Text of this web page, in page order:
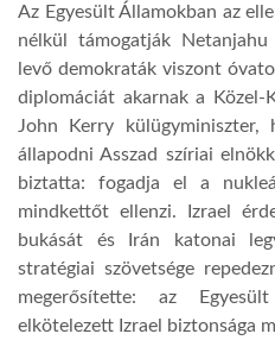
Az Egyesült Államokban az
nélkül támogatják
levő demokraták viszont
diplomáciát akarnak a Közel-
John Kerry
állapodni Asszad szíriai
biztatta: fogadja el a
mindkettőt ellenzi. Izrael
bukását és Irán katonai
stratégiai szövetsége
megerősítette: az
elkötelezett Izrael biztonsága